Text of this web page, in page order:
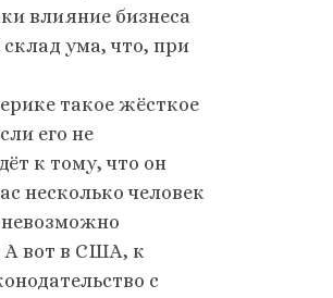
влияние бизнеса
ума, что, при
такое жёсткое
его не
к тому, что он
несколько человек
А вот в США, к
с